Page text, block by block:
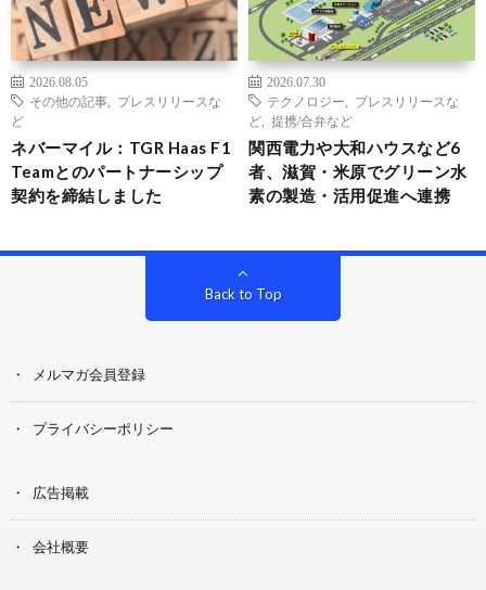
2026.08.05
その他の記事
プレスリリースな
ど
ネバーマイル：TGR Haas F1
Teamとのパートナーシップ
契約を締結しました
2026.07.30
テクノロジー
プレスリリースな
ど
提携/合弁など
関西電力や大和ハウスなど6
者、滋賀・米原でグリーン水
素の製造・活用促進へ連携
Back to Top
メルマガ会員登録
プライバシーポリシー
広告掲載
会社概要